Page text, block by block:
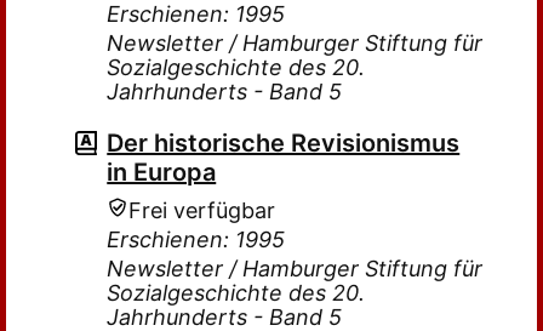
Erschienen: 1995
Newsletter / Hamburger Stiftung für
Sozialgeschichte des 20.
Jahrhunderts - Band 5
Der historische Revisionismus
in Europa
Frei verfügbar
Erschienen: 1995
Newsletter / Hamburger Stiftung für
Sozialgeschichte des 20.
Jahrhunderts - Band 5